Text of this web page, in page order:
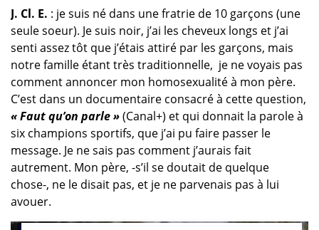
J. Cl. E. : je suis né dans une fratrie de 10 garçons (une
seule soeur). Je suis noir, j’ai les cheveux longs et j’ai
senti assez tôt que j’étais attiré par les garçons, mais
notre famille étant très traditionnelle, je ne voyais pas
comment annoncer mon homosexualité à mon père.
C’est dans un documentaire consacré à cette question,
« Faut qu’on parle »(Canal+) et qui donnait la parole à
six champions sportifs, que j’ai pu faire passer le
message. Je ne sais pas comment j’aurais fait
autrement. Mon père, -s’il se doutait de quelque
chose-, ne le disait pas, et je ne parvenais pas à lui
avouer.